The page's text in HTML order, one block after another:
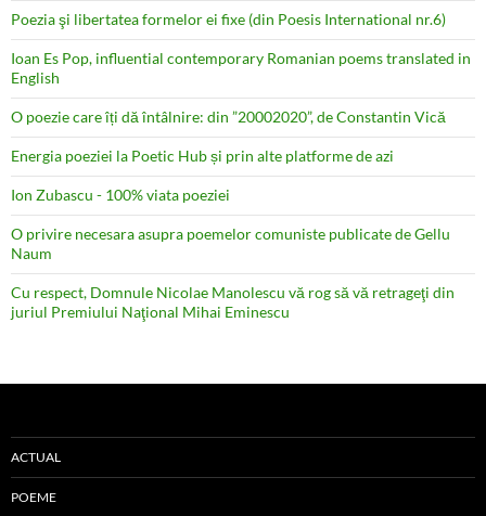
Poezia şi libertatea formelor ei fixe (din Poesis International nr.6)
Ioan Es Pop, influential contemporary Romanian poems translated in
English
O poezie care îți dă întâlnire: din ”20002020”, de Constantin Vică
Energia poeziei la Poetic Hub și prin alte platforme de azi
Ion Zubascu - 100% viata poeziei
O privire necesara asupra poemelor comuniste publicate de Gellu
Naum
Cu respect, Domnule Nicolae Manolescu vă rog să vă retrageţi din
juriul Premiului Naţional Mihai Eminescu
ACTUAL
POEME